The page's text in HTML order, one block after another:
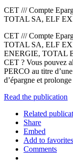
CET /// Compte
TOTAL SA, ELF
CET /// Compte
TOTAL SA, ELF
ENERGIE, TOTAL
CET ? Vous pouvez
PERCO au titre
d’épargne et
Read the publication
Related
Share
Embed
Add to favorites
Comments